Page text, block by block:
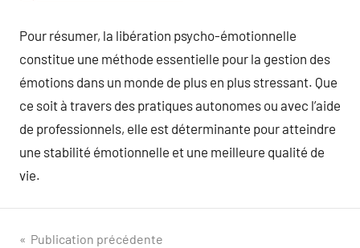
Pour résumer, la libération psycho-émotionnelle
constitue une méthode essentielle pour la gestion des
émotions dans un monde de plus en plus stressant. Que
ce soit à travers des pratiques autonomes ou avec l’aide
de professionnels, elle est déterminante pour atteindre
une stabilité émotionnelle et une meilleure qualité de
vie.
Navigation
Publication précédente